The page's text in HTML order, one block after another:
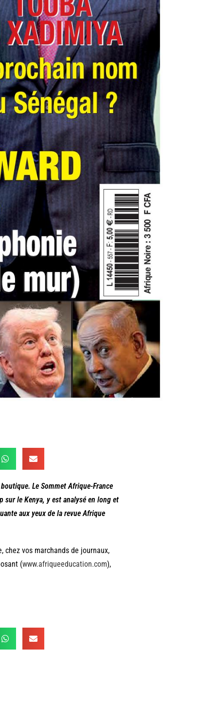
Le Sommet Afrique-France
sur le Kenya, y est analysé en long et
aux yeux de la revue Afrique
chez vos marchands de journaux,
(www.afriqueeducation.com),